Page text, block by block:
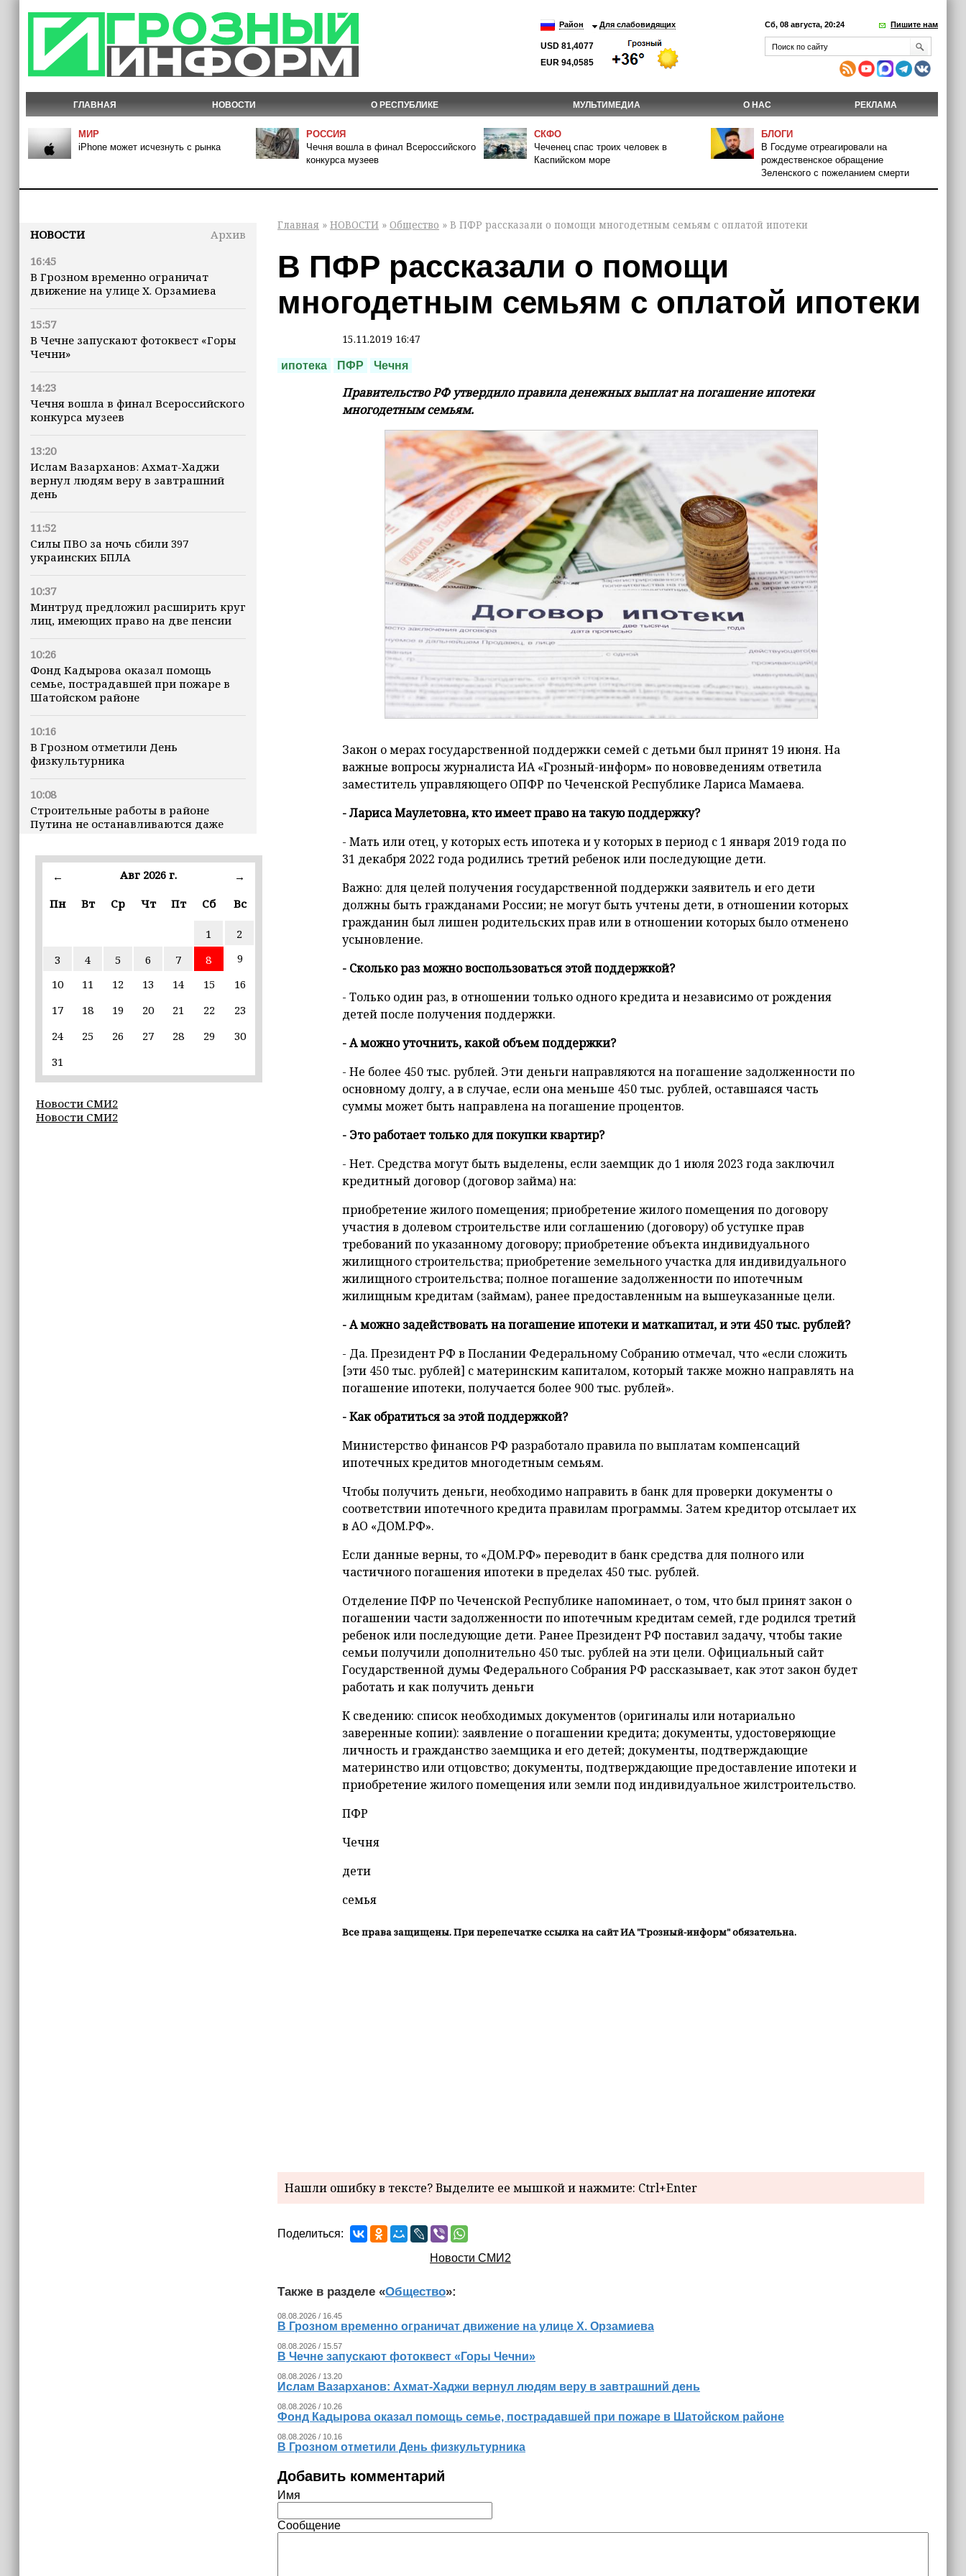
Район Для слабовидящих
USD 81,4077
EUR 94,0585
Сб, 08 августа, 20:24 Пишите нам
ГЛАВНАЯ НОВОСТИ О РЕСПУБЛИКЕ МУЛЬТИМЕДИА О НАС РЕКЛАМА
МИР
iPhone может исчезнуть с рынка
РОССИЯ
Чечня вошла в финал Всероссийского
конкурса музеев
СКФО
Чеченец спас троих человек в
Каспийском море
БЛОГИ
В Госдуме отреагировали на
рождественское обращение
Зеленского с пожеланием смерти
НОВОСТИ
Архив
16:45
В Грозном временно ограничат
движение на улице Х. Орзамиева
15:57
В Чечне запускают фотоквест «Горы
Чечни»
14:23
Чечня вошла в финал Всероссийского
конкурса музеев
13:20
Ислам Вазарханов: Ахмат-Хаджи
вернул людям веру в завтрашний
день
11:52
Силы ПВО за ночь сбили 397
украинских БПЛА
10:37
Минтруд предложил расширить круг
лиц, имеющих право на две пенсии
10:26
Фонд Кадырова оказал помощь
семье, пострадавшей при пожаре в
Шатойском районе
10:16
В Грозном отметили День
физкультурника
10:08
Строительные работы в районе
Путина не останавливаются даже
марта
В пяти школах столицы обновляют
инфраструктуру по госпрограмме
Силы ПВО сбили 75 БПЛА над
сутки
20:09
19:37
← Авг 2026 г.
→
Пн
Вт Ср Чт Пт Сб Вс
1
2
3
4 5 6 7 8
9
10
11 12 13 14 15
16
17
18 19 20 21 22
23
24
25 26 27 28 29
30
31
Новости СМИ2
Новости СМИ2
Главная » НОВОСТИ » Общество » В ПФР рассказали о помощи многодетным семьям с оплатой ипотеки
В ПФР рассказали о помощи
многодетным семьям с оплатой ипотеки
15.11.2019 16:47
ипотека ПФР Чечня
Правительство РФ утвердило правила денежных выплат на погашение ипотеки
многодетным семьям.
Закон о мерах государственной поддержки семей с детьми был принят 19 июня. На
важные вопросы журналиста ИА «Грозный-информ» по нововведениям ответила
заместитель управляющего ОПФР по Чеченской Республике Лариса Мамаева.
- Лариса Маулетовна, кто имеет право на такую поддержку?
- Мать или отец, у которых есть ипотека и у которых в период с 1 января 2019 года по
31 декабря 2022 года родились третий ребенок или последующие дети.
Важно: для целей получения государственной поддержки заявитель и его дети
должны быть гражданами России; не могут быть учтены дети, в отношении которых
гражданин был лишен родительских прав или в отношении которых было отменено
усыновление.
- Сколько раз можно воспользоваться этой поддержкой?
- Только один раз, в отношении только одного кредита и независимо от рождения
детей после получения поддержки.
- А можно уточнить, какой объем поддержки?
- Не более 450 тыс. рублей. Эти деньги направляются на погашение задолженности по
основному долгу, а в случае, если она меньше 450 тыс. рублей, оставшаяся часть
суммы может быть направлена на погашение процентов.
- Это работает только для покупки квартир?
- Нет. Средства могут быть выделены, если заемщик до 1 июля 2023 года заключил
кредитный договор (договор займа) на:
приобретение жилого помещения; приобретение жилого помещения по договору
участия в долевом строительстве или соглашению (договору) об уступке прав
требований по указанному договору; приобретение объекта индивидуального
жилищного строительства; приобретение земельного участка для индивидуального
жилищного строительства; полное погашение задолженности по ипотечным
жилищным кредитам (займам), ранее предоставленным на вышеуказанные цели.
- А можно задействовать на погашение ипотеки и маткапитал, и эти 450 тыс. рублей?
- Да. Президент РФ в Послании Федеральному Собранию отмечал, что «если сложить
[эти 450 тыс. рублей] с материнским капиталом, который также можно направлять на
погашение ипотеки, получается более 900 тыс. рублей».
- Как обратиться за этой поддержкой?
Министерство финансов РФ разработало правила по выплатам компенсаций
ипотечных кредитов многодетным семьям.
Чтобы получить деньги, необходимо направить в банк для проверки документы о
соответствии ипотечного кредита правилам программы. Затем кредитор отсылает их
в АО «ДОМ.РФ».
Если данные верны, то «ДОМ.РФ» переводит в банк средства для полного или
частичного погашения ипотеки в пределах 450 тыс. рублей.
Отделение ПФР по Чеченской Республике напоминает, о том, что был принят закон о
погашении части задолженности по ипотечным кредитам семей, где родился третий
ребенок или последующие дети. Ранее Президент РФ поставил задачу, чтобы такие
семьи получили дополнительно 450 тыс. рублей на эти цели. Официальный сайт
Государственной думы Федерального Собрания РФ рассказывает, как этот закон будет
работать и как получить деньги
К сведению: список необходимых документов (оригиналы или нотариально
заверенные копии): заявление о погашении кредита; документы, удостоверяющие
личность и гражданство заемщика и его детей; документы, подтверждающие
материнство или отцовство; документы, подтверждающие предоставление ипотеки и
приобретение жилого помещения или земли под индивидуальное жилстроительство.
ПФР
Чечня
дети
семья
Все права защищены. При перепечатке ссылка на сайт ИА "Грозный-информ" обязательна.
Нашли ошибку в тексте? Выделите ее мышкой и нажмите: Ctrl+Enter
Поделиться:
Новости СМИ2
Также в разделе «Общество»:
08.08.2026 / 16.45
В Грозном временно ограничат движение на улице Х. Орзамиева
08.08.2026 / 15.57
В Чечне запускают фотоквест «Горы Чечни»
08.08.2026 / 13.20
Ислам Вазарханов: Ахмат-Хаджи вернул людям веру в завтрашний день
08.08.2026 / 10.26
Фонд Кадырова оказал помощь семье, пострадавшей при пожаре в Шатойском районе
08.08.2026 / 10.16
В Грозном отметили День физкультурника
Добавить комментарий
Имя
Сообщение